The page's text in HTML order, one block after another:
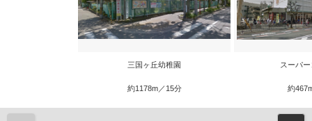
三国ヶ丘幼稚園
約1178m／15分
スーパ
約